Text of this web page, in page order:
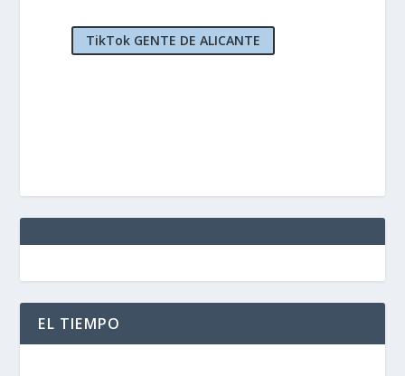
TikTok GENTE DE ALICANTE
EL TIEMPO